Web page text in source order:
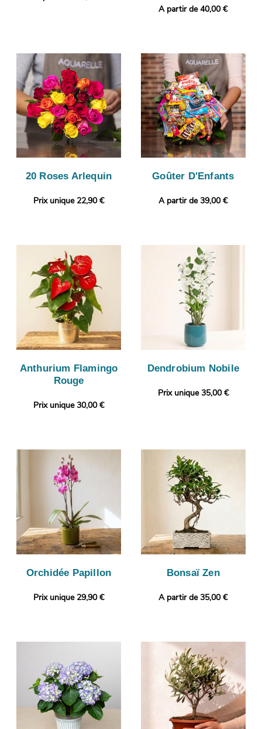
A partir de 40,00 €
20 Roses Arlequin
Prix unique 22,90 €
Goûter D'Enfants
A partir de 39,00 €
Anthurium Flamingo
Rouge
Prix unique 30,00 €
Dendrobium Nobile
Prix unique 35,00 €
Orchidée Papillon
Prix unique 29,90 €
Bonsaï Zen
A partir de 35,00 €